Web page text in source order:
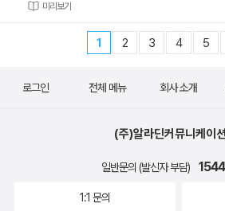
미리보기
1 2 3 4 5
로그인 전체 메뉴 회사 소개
(주)알라딘커뮤니케이션
일반문의 (발신자 부담)
1:1 문의